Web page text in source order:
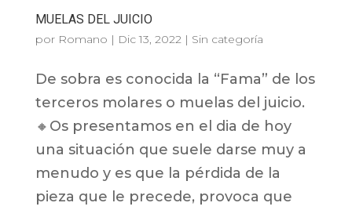
MUELAS DEL JUICIO
por Romano | Dic 13, 2022| Sin categoría
De sobra es conocida la “Fama” de los
terceros molares o muelas del juicio.
🔸Os presentamos en el dia de hoy
una situación que suele darse muy a
menudo y es que la pérdida de la
pieza que le precede, provoca que